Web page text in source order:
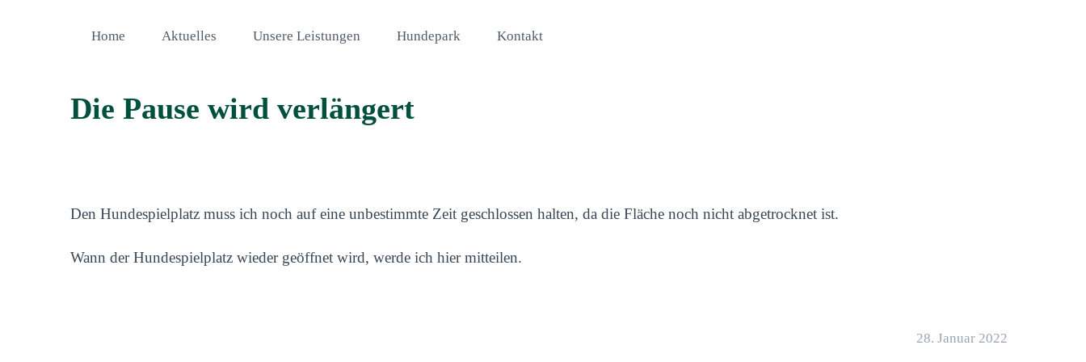
Home Aktuelles Unsere Leistungen Hundepark Kontakt
Die Pause wird verlängert
Den Hundespielplatz muss ich noch auf eine unbestimmte Zeit geschlossen halten, da die Fläche noch nicht abgetrocknet ist.
Wann der Hundespielplatz wieder geöffnet wird, werde ich hier mitteilen.
28. Januar 2022